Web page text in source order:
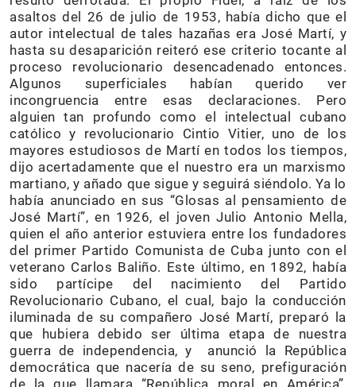
asaltos del 26 de julio de 1953, había dicho que el
autor intelectual de tales hazañas era José Martí, y
hasta su desaparición reiteró ese criterio tocante al
proceso revolucionario desencadenado entonces.
Algunos superficiales habían querido ver
incongruencia entre esas declaraciones. Pero
alguien tan profundo como el intelectual cubano
católico y revolucionario Cintio Vitier, uno de los
mayores estudiosos de Martí en todos los tiempos,
dijo acertadamente que el nuestro era un marxismo
martiano, y añado que sigue y seguirá siéndolo. Ya lo
había anunciado en sus “Glosas al pensamiento de
José Martí”, en 1926, el joven Julio Antonio Mella,
quien el año anterior estuviera entre los fundadores
del primer Partido Comunista de Cuba junto con el
veterano Carlos Baliño. Este último, en 1892, había
sido partícipe del nacimiento del Partido
Revolucionario Cubano, el cual, bajo la conducción
iluminada de su compañero José Martí, preparó la
que hubiera debido ser última etapa de nuestra
guerra de independencia, y anunció la República
democrática que nacería de su seno, prefiguración